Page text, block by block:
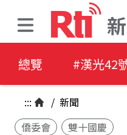
總覽 #漢光42
::: / 新聞
僑委會
雙十國慶